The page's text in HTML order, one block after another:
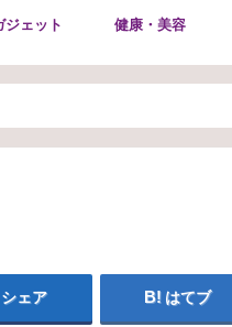
ジェット 健康・美容
シェア はてブ